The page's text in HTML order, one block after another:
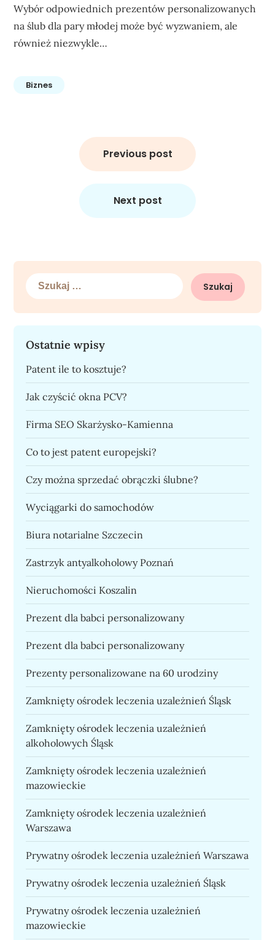
Wybór odpowiednich prezentów personalizowanych
na ślub dla pary młodej może być wyzwaniem, ale
również niezwykle…
Biznes
Previous post
Next post
Szukaj:
Ostatnie wpisy
Patent ile to kosztuje?
Jak czyścić okna PCV?
Firma SEO Skarżysko-Kamienna
Co to jest patent europejski?
Czy można sprzedać obrączki ślubne?
Wyciągarki do samochodów
Biura notarialne Szczecin
Zastrzyk antyalkoholowy Poznań
Nieruchomości Koszalin
Prezent dla babci personalizowany
Prezent dla babci personalizowany
Prezenty personalizowane na 60 urodziny
Zamknięty ośrodek leczenia uzależnień Śląsk
Zamknięty ośrodek leczenia uzależnień
alkoholowych Śląsk
Zamknięty ośrodek leczenia uzależnień
mazowieckie
Zamknięty ośrodek leczenia uzależnień
Warszawa
Prywatny ośrodek leczenia uzależnień Warszawa
Prywatny ośrodek leczenia uzależnień Śląsk
Prywatny ośrodek leczenia uzależnień
mazowieckie